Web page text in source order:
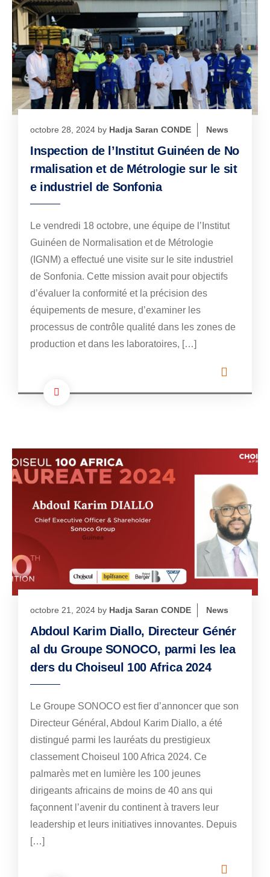
octobre 28, 2024 by Hadja Saran CONDE News
Inspection de l’Institut Guinéen de No
rmalisation et de Métrologie sur le sit
e industriel de Sonfonia
Le vendredi 18 octobre, une équipe de l’Institut
Guinéen de Normalisation et de Métrologie
(IGNM) a effectué une visite sur le site industriel
de Sonfonia. Cette mission avait pour objectifs
d’évaluer la conformité et la précision des
équipements de mesure, d’examiner les
processus de contrôle qualité dans les zones de
production et dans les laboratoires, […]
octobre 21, 2024 by Hadja Saran CONDE News
Abdoul Karim Diallo, Directeur Génér
al du Groupe SONOCO, parmi les lea
ders du Choiseul 100 Africa 2024
Le Groupe SONOCO est fier d’annoncer que son
Directeur Général, Abdoul Karim Diallo, a été
distingué parmi les lauréats du prestigieux
classement Choiseul 100 Africa 2024. Ce
palmarès met en lumière les 100 jeunes
dirigeants africains de moins de 40 ans qui
façonnent l’avenir du continent à travers leur
leadership et leurs initiatives innovantes. Depuis
[…]